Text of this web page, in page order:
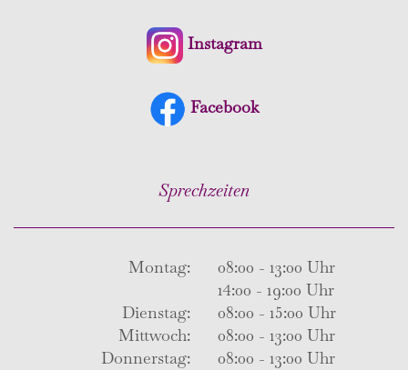
Instagram
Facebook
Sprechzeiten
Montag:
08:00 - 13:00 Uhr
14:00 - 19:00 Uhr
Dienstag:
08:00 - 15:00 Uhr
Mittwoch:
08:00 - 13:00 Uhr
Donnerstag:
08:00 - 13:00 Uhr